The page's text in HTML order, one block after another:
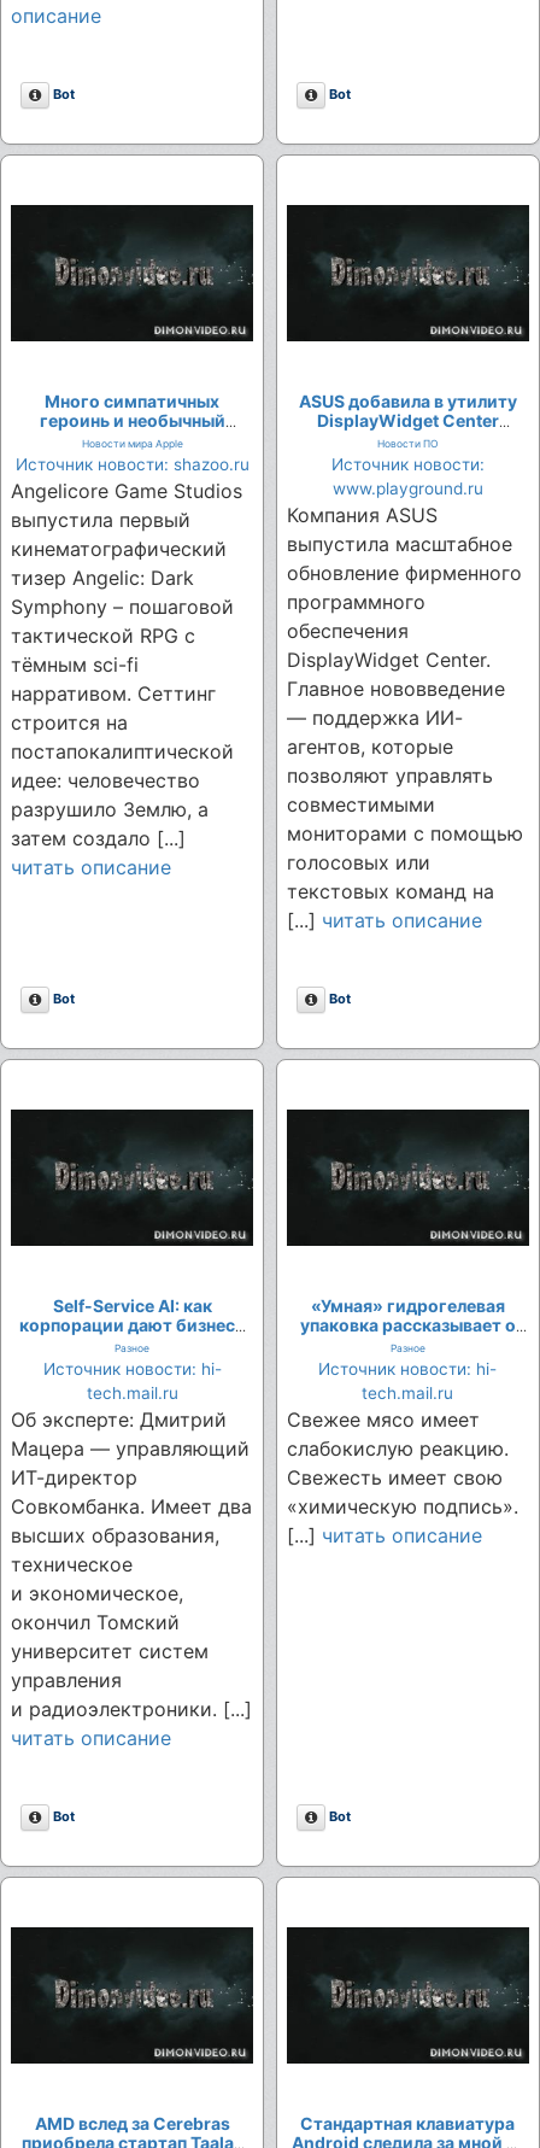
описание
Описание
Bot Описание
Bot
Много симпатичных
героинь и необычный
сеттинг в трейлере
тактической sci-fi RPG
Новости мира Apple
Источник новости: shazoo.ru
Angelicore Game Studios
выпустила первый
кинематографический
тизер Angelic: Dark
Symphony – пошаговой
тактической RPG с
тёмным sci-fi
нарративом. Сеттинг
строится на
постапокалиптической
идее: человечество
разрушило Землю, а
затем создало [...]
читать описание
Описание
Bot
ASUS добавила в утилиту
DisplayWidget Center
управление мониторами
через ИИ-агентов - голосом
и текстом
Новости ПО
Источник новости:
www.playground.ru
Компания ASUS
выпустила масштабное
обновление фирменного
программного
обеспечения
DisplayWidget Center.
Главное нововведение
— поддержка ИИ-
агентов, которые
позволяют управлять
совместимыми
мониторами с помощью
голосовых или
текстовых команд на
[...] читать описание
Описание
Bot
Self-Service AI: как
корпорации дают бизнесу
скорость без потери
контроля
Разное
Источник новости: hi-
tech.mail.ru
Об эксперте: Дмитрий
Мацера — управляющий
ИТ-директор
Совкомбанка. Имеет два
высших образования,
техническое
и экономическое,
окончил Томский
университет систем
управления
и радиоэлектроники. [...]
читать описание
Описание
Bot
«Умная» гидрогелевая
упаковка рассказывает о
свежести мяса
Разное
Источник новости: hi-
tech.mail.ru
Свежее мясо имеет
слабокислую реакцию.
Свежесть имеет свою
«химическую подпись».
[...] читать описание
Описание
Bot
AMD вслед за Cerebras
приобрела стартап Taalas
Стандартная клавиатура
Android следила за мной —